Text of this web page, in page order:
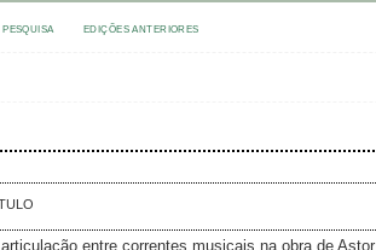
PESQUISA EDIÇÕES ANTERIORES
entre correntes musicais na obra de Astor